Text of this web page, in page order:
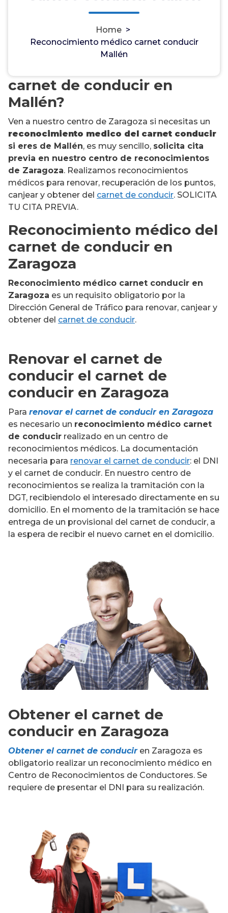
Home >
Reconocimiento médico carnet conducir
Mallén
¿Necesitas un
carnet de conducir en
Mallén?
Ven a nuestro centro de Zaragoza si necesitas un
reconocimiento medico del carnet conducir
si eres de Mallén, es muy sencillo, solicita cita
previa en nuestro centro de reconocimientos
de Zaragoza. Realizamos reconocimientos
médicos para renovar, recuperación de los puntos,
canjear y obtener del carnet de conducir. SOLICITA
TU CITA PREVIA.
Reconocimiento médico del
carnet de conducir en
Zaragoza
Reconocimiento médico carnet conducir en
Zaragoza es un requisito obligatorio por la
Dirección General de Tráfico para renovar, canjear y
obtener del carnet de conducir.
Renovar el carnet de
conducir el carnet de
conducir en Zaragoza
Para renovar el carnet de conducir en Zaragoza
es necesario un reconocimiento médico carnet
de conducir realizado en un centro de
reconocimientos médicos. La documentación
necesaria para renovar el carnet de conducir: el DNI
y el carnet de conducir. En nuestro centro de
reconocimientos se realiza la tramitación con la
DGT, recibiendolo el interesado directamente en su
domicilio. En el momento de la tramitación se hace
entrega de un provisional del carnet de conducir, a
la espera de recibir el nuevo carnet en el domicilio.
Obtener el carnet de
conducir en Zaragoza
Obtener el carnet de conduciren Zaragoza es
obligatorio realizar un reconocimiento médico en
Centro de Reconocimientos de Conductores. Se
requiere de presentar el DNI para su realización.